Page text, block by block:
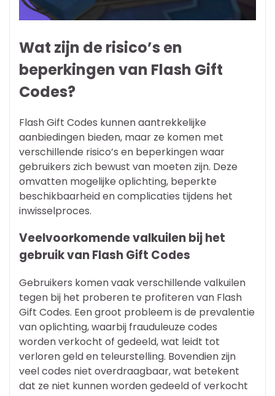
Wat zijn de risico’s en
beperkingen van Flash Gift
Codes?
Flash Gift Codes kunnen aantrekkelijke
aanbiedingen bieden, maar ze komen met
verschillende risico’s en beperkingen waar
gebruikers zich bewust van moeten zijn. Deze
omvatten mogelijke oplichting, beperkte
beschikbaarheid en complicaties tijdens het
inwisselproces.
Veelvoorkomende valkuilen bij het
gebruik van Flash Gift Codes
Gebruikers komen vaak verschillende valkuilen
tegen bij het proberen te profiteren van Flash
Gift Codes. Een groot probleem is de prevalentie
van oplichting, waarbij frauduleuze codes
worden verkocht of gedeeld, wat leidt tot
verloren geld en teleurstelling. Bovendien zijn
veel codes niet overdraagbaar, wat betekent
dat ze niet kunnen worden gedeeld of verkocht